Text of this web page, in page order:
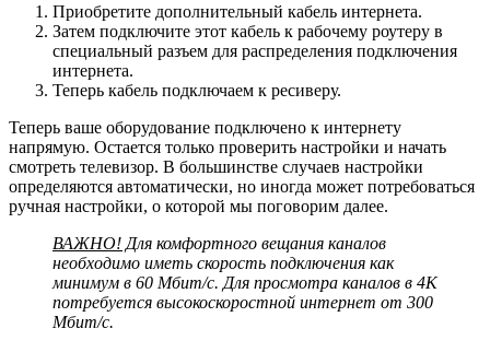
Приобретите дополнительный кабель интернета.
Затем подключите этот кабель к рабочему роутеру в
специальный разъем для распределения подключения
интернета.
Теперь кабель подключаем к ресиверу.
Теперь ваше оборудование подключено к интернету
напрямую. Остается только проверить настройки и начать
смотреть телевизор. В большинстве случаев настройки
определяются автоматически, но иногда может потребоваться
ручная настройки, о которой мы поговорим далее.
ВАЖНО! Для комфортного вещания каналов
необходимо иметь скорость подключения как
минимум в 60 Мбит/с. Для просмотра каналов в 4К
потребуется высокоскоростной интернет от 300
Мбит/с.